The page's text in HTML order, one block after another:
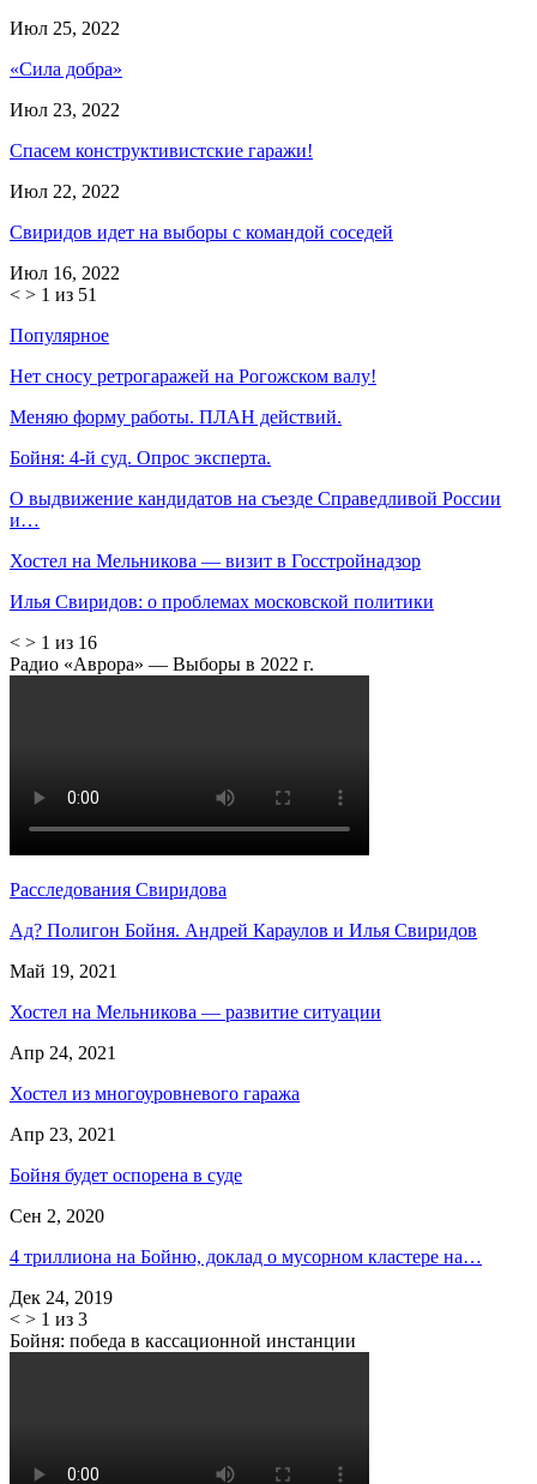
Июл 25, 2022
«Сила добра»
Июл 23, 2022
Спасем конструктивистские гаражи!
Июл 22, 2022
Свиридов идет на выборы с командой соседей
Июл 16, 2022
< > 1 из 51
Популярное
Нет сносу ретрогаражей на Рогожском валу!
Меняю форму работы. ПЛАН действий.
Бойня: 4-й суд. Опрос эксперта.
О выдвижение кандидатов на съезде Справедливой России
и…
Хостел на Мельникова — визит в Госстройнадзор
Илья Свиридов: о проблемах московской политики
< > 1 из 16
Радио «Аврора» — Выборы в 2022 г.
Расследования Свиридова
Ад? Полигон Бойня. Андрей Караулов и Илья Свиридов
Май 19, 2021
Хостел на Мельникова — развитие ситуации
Апр 24, 2021
Хостел из многоуровневого гаража
Апр 23, 2021
Бойня будет оспорена в суде
Сен 2, 2020
4 триллиона на Бойню, доклад о мусорном кластере на…
Дек 24, 2019
< > 1 из 3
Бойня: победа в кассационной инстанции